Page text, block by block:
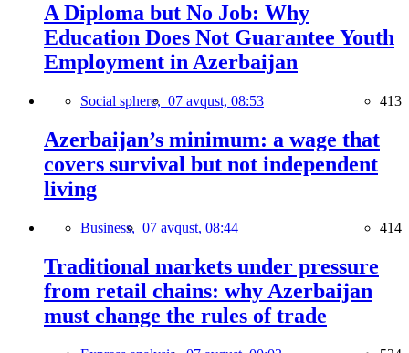
A Diploma but No Job: Why
Education Does Not Guarantee Youth
Employment in Azerbaijan
Social sphere, 07 avqust, 08:53 413
Azerbaijan’s minimum: a wage that
covers survival but not independent
living
Business, 07 avqust, 08:44 414
Traditional markets under pressure
from retail chains: why Azerbaijan
must change the rules of trade